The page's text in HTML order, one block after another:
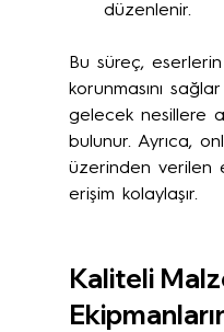
düzenlenir.
Bu süreç,
korunmasını
gelecek nesillere
bulunur. Ayrıca,
üzerinden verilen
erişim kolaylaşır.
Kaliteli